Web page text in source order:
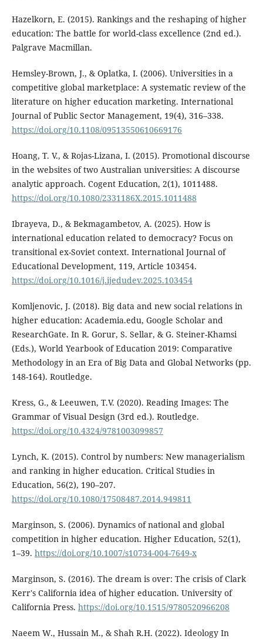
Hazelkorn, E. (2015). Rankings and the reshaping of higher
education: The battle for world-class excellence (2nd ed.).
Palgrave Macmillan.
Hemsley-Brown, J., & Oplatka, I. (2006). Universities in a
competitive global marketplace: A systematic review of the
literature on higher education marketing. International
Journal of Public Sector Management, 19(4), 316–338.
https://doi.org/10.1108/09513550610669176
Hoang, T. V., & Rojas-Lizana, I. (2015). Promotional discourse
in the websites of two Australian universities: A discourse
analytic approach. Cogent Education, 2(1), 1011488.
https://doi.org/10.1080/2331186X.2015.1011488
Ibrayeva, D., & Bekmagambetov, A. (2025). How is
international education related to democracy? Focus on
transitional ex-Soviet context. International Journal of
Educational Development, 119, Article 103454.
https://doi.org/10.1016/j.ijedudev.2025.103454
Komljenovic, J. (2018). Big data and new social relations in
higher education: Academia.edu, Google Scholar and
ResearchGate. In R. Gorur, S. Sellar, & G. Steiner-Khamsi
(Eds.), World Yearbook of Education 2019: Comparative
Methodology in an Era of Big Data and Global Networks (pp.
148-164). Routledge.
Kress, G., & Leeuwen, T.V. (2020). Reading Images: The
Grammar of Visual Design (3rd ed.). Routledge.
https://doi.org/10.4324/9781003099857
Lynch, K. (2015). Control by numbers: New managerialism
and ranking in higher education. Critical Studies in
Education, 56(2), 190–207.
https://doi.org/10.1080/17508487.2014.949811
Marginson, S. (2006). Dynamics of national and global
competition in higher education. Higher Education, 52(1),
1–39. https://doi.org/10.1007/s10734-004-7649-x
Marginson, S. (2016). The dream is over: The crisis of Clark
Kerr's California idea of higher education. University of
California Press. https://doi.org/10.1515/9780520966208
Naeem W., Hussain M., & Shah R.H. (2022). Ideology In